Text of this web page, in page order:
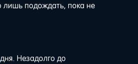
лишь подождать, пока не
Незадолго до